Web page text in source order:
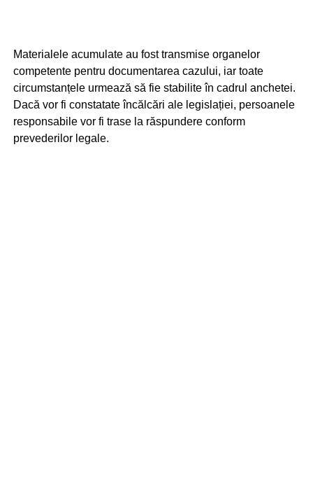
Materialele acumulate au fost transmise organelor
competente pentru documentarea cazului, iar toate
circumstanțele urmează să fie stabilite în cadrul anchetei.
Dacă vor fi constatate încălcări ale legislației, persoanele
responsabile vor fi trase la răspundere conform
prevederilor legale.